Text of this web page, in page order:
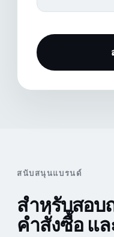
สนับสนุนแบรนด์
สำหรับสอบ
คำสั่งซื้อ แ